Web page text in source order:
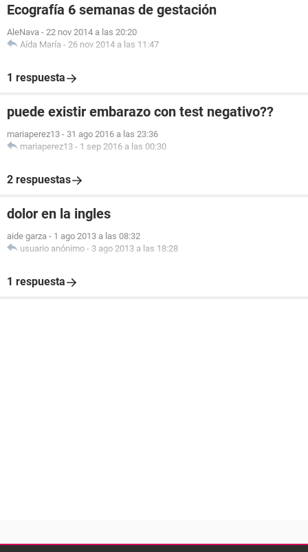
Ecografía 6 semanas de gestación
AleNava - 22 nov 2014 a las 20:20
Aída María - 26 nov 2014 a las 11:47
1 respuesta
puede existir embarazo con test negativo??
mariaperez13 - 31 ago 2016 a las 23:36
mariaperez13 - 1 sep 2016 a las 00:30
2 respuestas
dolor en la ingles
aide garza - 1 ago 2013 a las 08:32
usuario anónimo - 3 ago 2013 a las 18:28
1 respuesta